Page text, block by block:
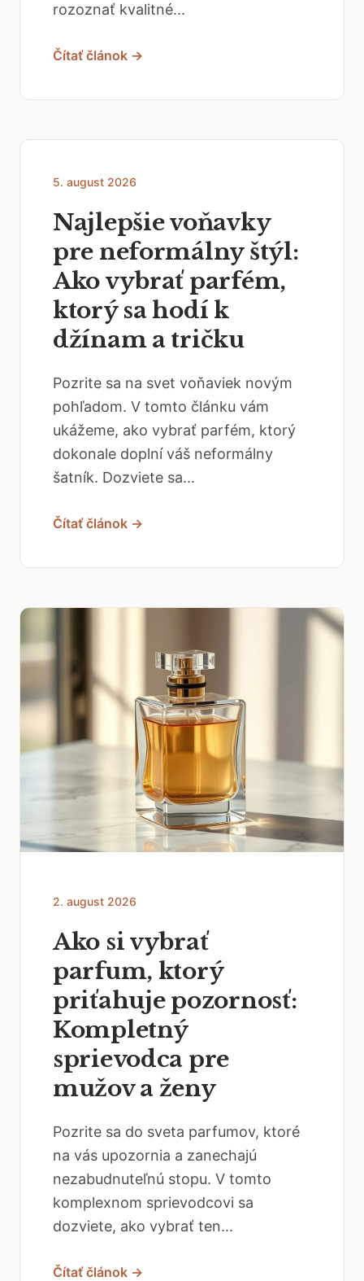
rozoznať kvalitné...
Čítať článok →
5. august 2026
Najlepšie voňavky
pre neformálny štýl:
Ako vybrať parfém,
ktorý sa hodí k
džínam a tričku
Pozrite sa na svet voňaviek novým
pohľadom. V tomto článku vám
ukážeme, ako vybrať parfém, ktorý
dokonale doplní váš neformálny
šatník. Dozviete sa...
Čítať článok →
2. august 2026
Ako si vybrať
parfum, ktorý
priťahuje pozornosť:
Kompletný
sprievodca pre
mužov a ženy
Pozrite sa do sveta parfumov, ktoré
na vás upozornia a zanechajú
nezabudnuteľnú stopu. V tomto
komplexnom sprievodcovi sa
dozviete, ako vybrať ten...
Čítať článok →